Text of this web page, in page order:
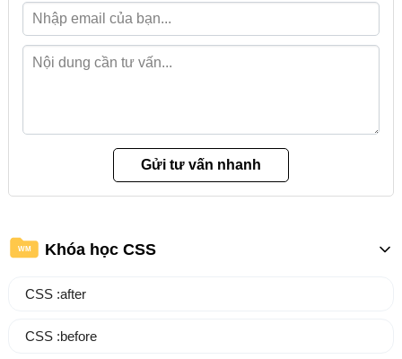
WM Khóa học CSS
CSS :after
CSS :before